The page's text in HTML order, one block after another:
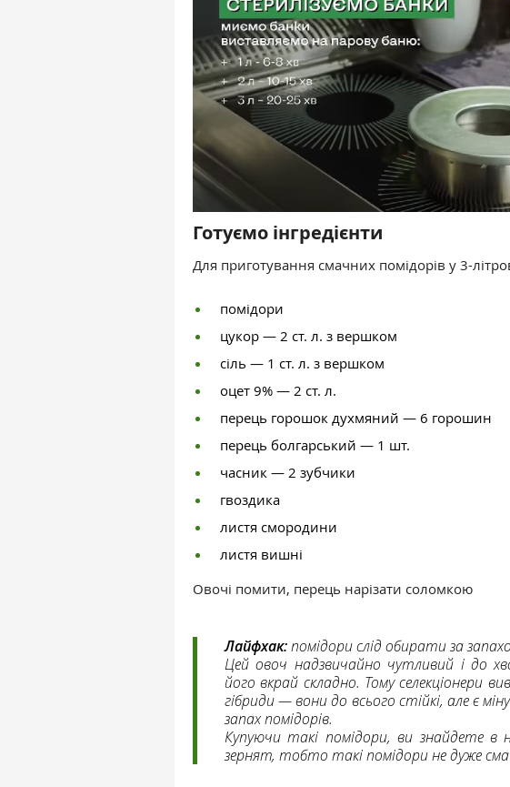
Готуємо інгредієнти
Для приготування смачних помідорів у 3-
помідори
цукор — 2 ст. л. з вершком
сіль — 1 ст. л. з вершком
оцет 9% — 2 ст. л.
перець горошок духмяний — 6 горошин
перець болгарський — 1 шт.
часник — 2 зубчики
гвоздика
листя смородини
листя вишні
Овочі помити, перець нарізати соломкою
Лайфхак:помідори слід обирати за
Цей овоч надзвичайно чутливий і до
його вкрай складно. Тому селекціонери
гібриди — вони до всього стійкі, але є
запах помідорів.
Купуючи такі помідори, ви знайдете в
зернят, тобто такі помідори не дуже